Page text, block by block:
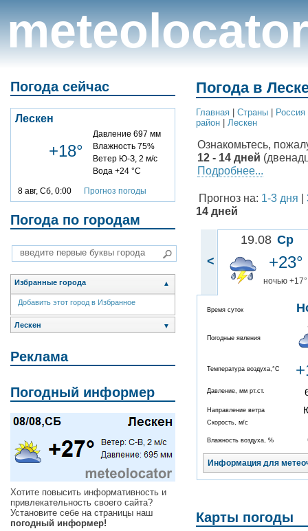
meteolocator
Погода сейчас
Лескен
+18°
Давление 697 мм
Влажность 75%
Ветер Ю-З, 2 м/с
Вода +24 °C
8 авг, Сб, 0:00 Прогноз погоды
Погода по городам
Избранные города ▲
Добавить этот город в Избранное
Лескен ▼
Реклама
Погодный информер
Хотите повысить информативность и
привлекательность своего сайта?
Установите себе на страницы наш
погодный информер!
Погода в
Главная Cтраны Россия
район
Лескен
Ознакомьтесь,
12 - 14 дней
Подробнее...
Прогноз на: 1-3 дня
14 дней
<
19.08 Ср
+23°
ночью +17°
Время суток
Погодные явления
Температура воздуха,°C
Давление, мм рт.ст.
Направление ветра
Скорость, м/с
Влажность воздуха, %
Информация для
Карты погоды